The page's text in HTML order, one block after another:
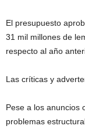
El presupuesto
31 mil millones de
respecto al año
Las críticas y
Pese a los anuncios
problemas